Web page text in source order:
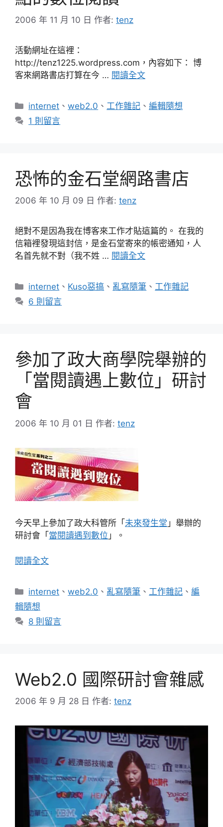
2006 年 11 月 10 日 作者: tenz
活動網址在這裡：
http://tenz1225.wordpress.com，內容如下： 博
客來網路書店打算在今 … 閱讀全文
分
類
internet 、web2.0 、 工作雜記 、編輯隨想
1 則留言
恐怖的金石堂網路書店
2006 年 10 月 09 日 作者: tenz
絕對不是因為我在博客來工作才貼這篇的。 在我的
信箱裡發現這封信，是金石堂寄來的帳密通知，人
名首先就不對（我不姓 … 閱讀全文
分
類
internet 、 Kuso惡搞 、 亂寫隨筆 、工作雜記
6 則留言
參加了政大商學院舉辦的
「當閱讀遇上數位」研討
會
2006 年 10 月 01 日 作者: tenz
今天早上參加了政大科管所「 未來發生堂 」舉辦的
研討會「 當閱讀遇到數位 」。
閱讀全文
分
類
internet 、web2.0 、 亂寫隨筆 、 工作雜記 、編
輯隨想
8 則留言
Web2.0 國際研討會雜感
2006 年 9 月 28 日 作者: tenz